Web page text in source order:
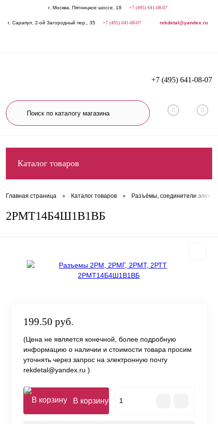
г. Москва, Пятницкое шоссе, 18 +7 (495) 641-08-07
г. Сарапул, 2-ой Загородный пер., 35 +7 (495) 641-08-07 rekdetal@yandex.ru
+7 (495) 641-08-07
0 0
Каталог товаров
Главная страница • Каталог товаров • Разъёмы, соединители
2РМТ14Б4Ш1В1ВБ
199.50 руб.
(Цена не является конечной, более подробную
информацию о наличии и стоимости товара просим
уточнять через запрос на электронную почту
rekdetal@yandex.ru )
В корзину